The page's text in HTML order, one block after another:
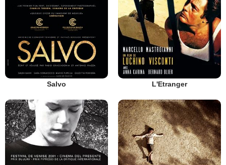
Salvo L'Etranger